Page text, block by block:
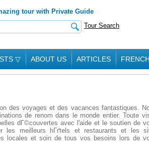
tour with Private Guide
Tour Search
▽ ABOUT US ARTICLES FRENCH
des voyages et des vacances fantastiques.
de renom dans le monde entier. Toute
dГ©couvertes avec l'aide et le soutien de
les meilleurs hГґtels et restaurants et les
locales et soin de tous vos besoins lors de